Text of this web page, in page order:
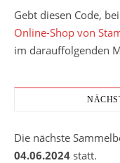
Gebt diesen Code,
Online-Shop von
im darauffolgenden
Die nächste
04.06.2024 statt.